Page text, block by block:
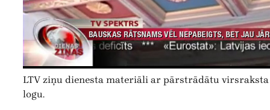
LTV ziņu dienesta materiāli ar pārstrādātu
logu.